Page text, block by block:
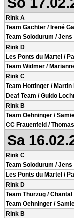
Rink A
Team Gächter / Irené
Team Solodurum /
Rink D
Les Ponts du Martel /
Team Widmer /
Rink C
Team Hottinger /
Deaf Team / Guido
Rink B
Team Oehninger /
CC Frauenfeld /
Sa
Rink C
Team Solodurum /
Les Ponts du Martel /
Rink D
Team Thurzug /
Team Oehninger /
Rink B